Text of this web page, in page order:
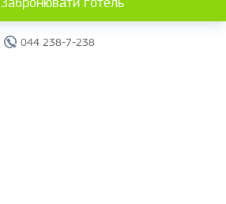
044 238-7-238